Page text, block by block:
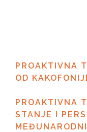
PROAKTIVNA
OD
PROAKTIVNA
STANJE I